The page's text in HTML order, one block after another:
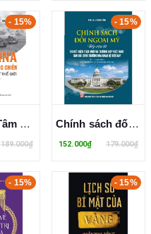
- 15%
Ucraina: Tâm điểm cuộc chiến giữa hai trật tự thế giới (Sách tham khảo)
189.000₫
- 15%
Chính sách đối ngoại Mỹ: Tiếp cận từ thuyết Hiện thực mới và trường hợp Việt Nam sau khi bình thường hóa quan hệ đến nay (Xuất bản lần thứ hai, có chỉnh sửa bổ sung)
152.000₫ 179.000₫
- 15% - 15%